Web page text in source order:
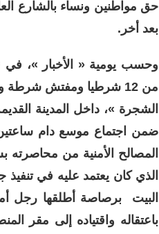
حق مواطنين ونساء بالشارع
بعد أخر.
من 12 شرطيا ومفتش
الشجرة »، داخل المدينة
ضمن اجتماع موسع دام
المصالح الأمنية من محاصرته
الذي كان يعتمد عليه في
البيت برصاصة أطلقها رجل
باعتقاله واقتياده إلى مقر